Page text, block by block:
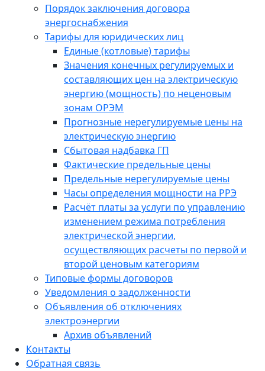
Порядок заключения договора
энергоснабжения
Тарифы для юридических лиц
Единые (котловые) тарифы
Значения конечных регулируемых и
составляющих цен на электрическую
энергию (мощность) по неценовым
зонам ОРЭМ
Прогнозные нерегулируемые цены на
электрическую энергию
Сбытовая надбавка ГП
Фактические предельные цены
Предельные нерегулируемые цены
Часы определения мощности на РРЭ
Расчёт платы за услуги по управлению
изменением режима потребления
электрической энергии,
осуществляющих расчеты по первой и
второй ценовым категориям
Типовые формы договоров
Уведомления о задолженности
Объявления об отключениях
электроэнергии
Архив объявлений
Контакты
Обратная связь